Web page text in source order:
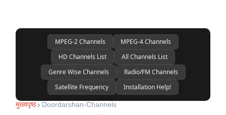
MPEG-2 Channels
MPEG-4 Channels
HD Channels List
All Channels List
Genre Wise Channels
Radio/FM Channels
Satellite Frequency
Installation Help!
मुख्यपृष्ठ Doordarshan-Channels